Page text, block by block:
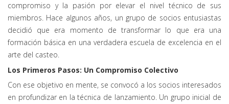
compromiso y la pasión por elevar el nivel técnico de sus
miembros. Hace algunos años, un grupo de socios entusiastas
decidió que era momento de transformar lo que era una
formación básica en una verdadera escuela de excelencia en el
arte del casteo.
Los Primeros Pasos: Un Compromiso Colectivo
Con ese objetivo en mente, se convocó a los socios interesados
en profundizar en la técnica de lanzamiento. Un grupo inicial de